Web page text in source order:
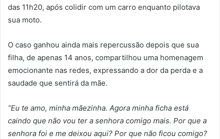
das 11h20, após colidir com um carro enquanto pilotava
sua moto.
O caso ganhou ainda mais repercussão depois que sua
filha, de apenas 14 anos, compartilhou uma homenagem
emocionante nas redes, expressando a dor da perda e a
saudade que sentirá da mãe.
“Eu te amo, minha mãezinha. Agora minha ficha está
caindo que não vou ter a senhora comigo mais. Por que a
senhora foi e me deixou aqui? Por que não ficou comigo?